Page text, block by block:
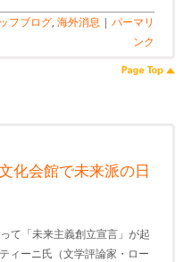
フブログ, 海外消息 | パーマリ
ンク
化会館で未来派の日
て「未来主義創立宣言」が起
ィーニ氏（文学評論家・ロー